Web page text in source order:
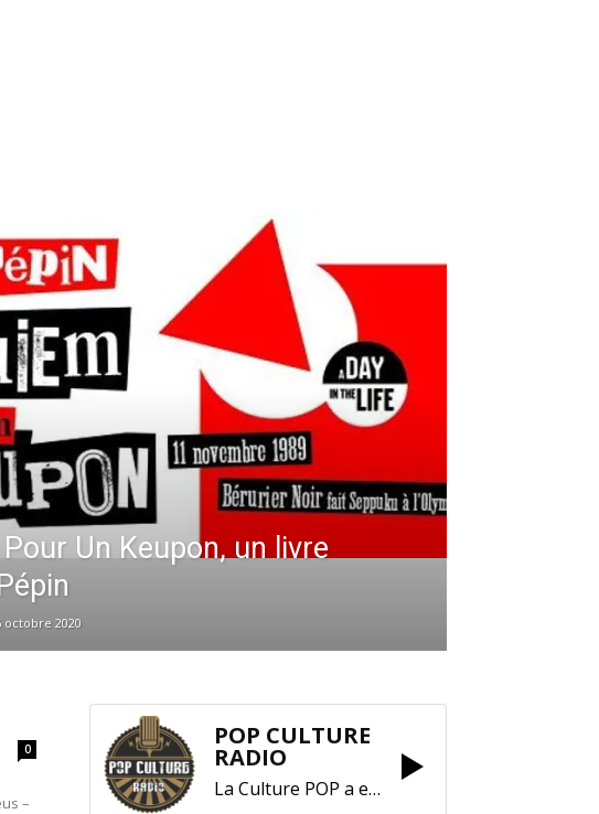
Un Keupon, un livre
octobre 2020
0
–
POP CULTURE
RADIO
La Culture POP a enfin trouvé sa RADIO !